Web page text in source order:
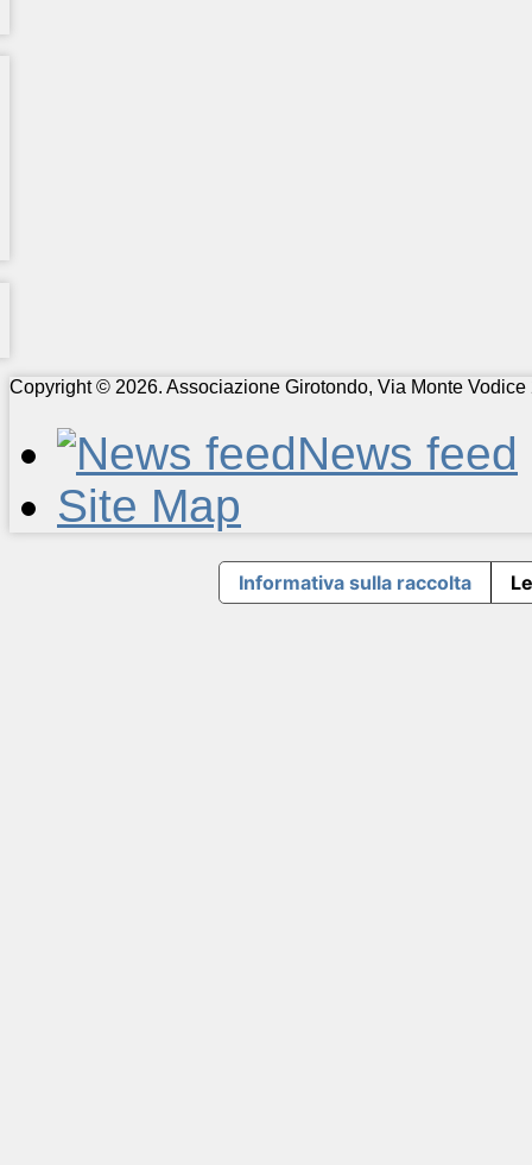
Copyright © 2026. Associazione Girotondo, Via Monte Vodice
News feed
Site Map
Informativa sulla raccolta